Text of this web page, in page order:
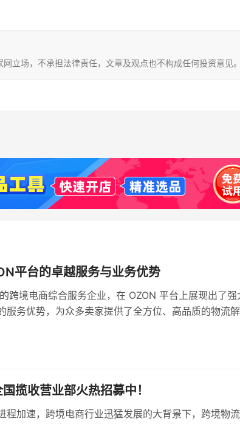
立场，不承担法律责任，文章及观点也不构成任何投资意见
平台的卓越服务与业务优势
跨境电商综合服务企业，在 OZON 平台上展现出了强
服务优势，为众多卖家提供了全方位、高品质的物流
揽收营业部火热招募中！
程加速，跨境电商行业迅猛发展的大背景下，跨境物